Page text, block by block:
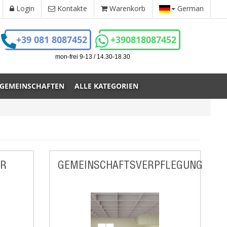
Login Kontakte Warenkorb German
+39 081 8087452 +390818087452
mon-frei 9-13 / 14.30-18.30
ALLE KATEGORIEN
GEMEINSCHAFTSVERPFLEGUNG